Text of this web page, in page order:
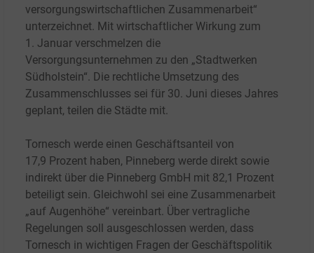
versorgungswirtschaftlichen Zusammenarbeit“
unterzeichnet. Mit wirtschaftlicher Wirkung zum
1.
Januar verschmelzen die
Versorgungsunternehmen zu den „Stadtwerken
Südholstein“. Die rechtliche Umsetzung des
Zusammenschlusses sei für 30. Juni dieses Jahres
geplant, teilen die Städte mit.
Tornesch werde einen Geschäftsanteil von
17,9 Prozent haben, Pinneberg werde direkt sowie
indirekt über die Pinneberg GmbH mit 82,1 Prozent
beteiligt sein. Gleichwohl sei eine Zusammenarbeit
„auf Augenhöhe“ vereinbart. Über vertragliche
Regelungen soll ausgeschlossen werden, dass
Tornesch in wichtigen Fragen der Geschäftspolitik